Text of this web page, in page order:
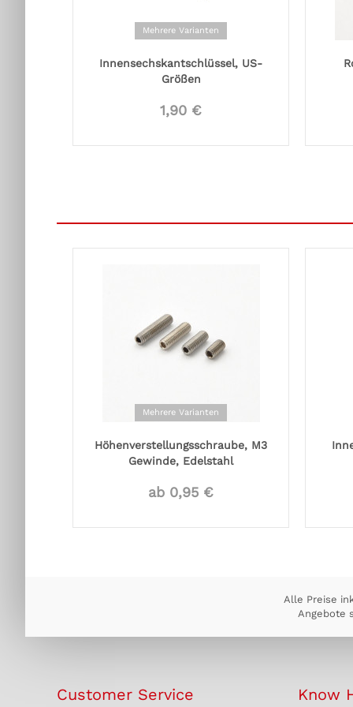
Mehrere Varianten
Innensechskantschlüssel, US-
Größen
1,90 €
Mehrere Varianten
Höhenverstellungsschraube, M3
Gewinde, Edelstahl
ab 0,95 €
Alle Preise
Angebote
Customer Service Know